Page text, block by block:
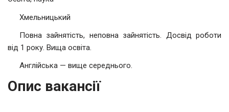
Хмельницький
Повна зайнятість, неповна зайнятість. Досвід роботи
від 1 року. Вища освіта.
Англійська — вище середнього.
Опис вакансії